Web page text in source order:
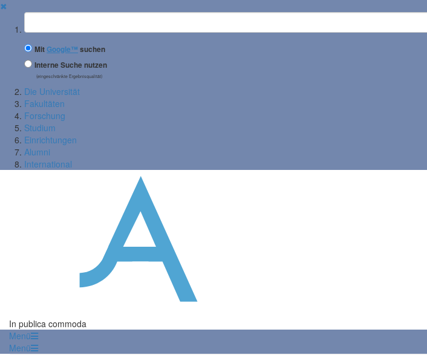
✖
Suchbegriff
MitGoogle™ suchen
Interne Suche nutzen
(eingeschränkte Ergebnisqualität)
Die Universität
Fakultäten
Forschung
Studium
Einrichtungen
Alumni
International
In publica commoda
Menü
Menü